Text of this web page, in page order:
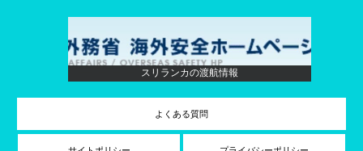
スリランカの渡航情報
よくある質問